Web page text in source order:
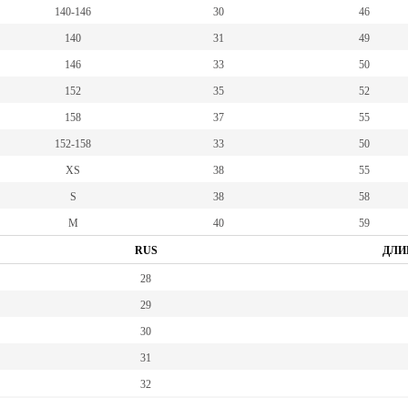
140-146 30 46
140 31 49
146 33 50
152 35 52
158 37 55
152-158 33 50
XS 38 55
S 38 58
M 40 59
RUS
28
29
30
31
32